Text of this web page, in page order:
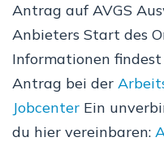
Antrag auf AVGS
Anbieters Start des
Informationen
Antrag bei der
Jobcenter Ein
du hier vereinbaren: